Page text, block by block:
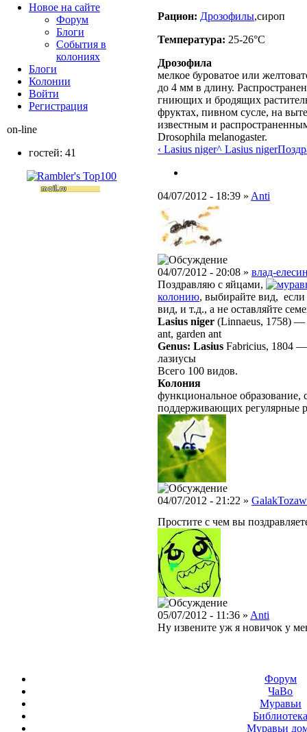
Рацион: Дрозофилы,сироп
Температура: 25-26°C
Дрозофила
мелкое буроватое или
до 4 мм в длину.
гниющих и бродящих
фруктах, пивном сусле, на
известным и
Drosophila melanogaster.
‹ Lasius niger^ Lasius niger
04/07/2012 - 18:39 » Anti
04/07/2012 - 20:08 » влад-
Поздравляю с яйцами,
колонию, выбирайте вид,
вид, и т.д., а не оставляйте
Lasius niger (Linnaeus, 1758) —
ant, garden ant
Genus: Lasius Fabricius, 1804
лазиусы
Всего 100 видов.
Колония
функциональное образование,
поддерживающих регулярные
04/07/2012 - 21:22 »
Простите с чем вы
05/07/2012 - 11:36 » Anti
Ну извените уж я новичок у
Новое на сайте
Форум
Блоги
События в
колониях
Блоги
Колонии
Войти
Peгиcтpaция
on-line
гостей: 41
Форум
ЧаВо
Муравьи
Муравьи